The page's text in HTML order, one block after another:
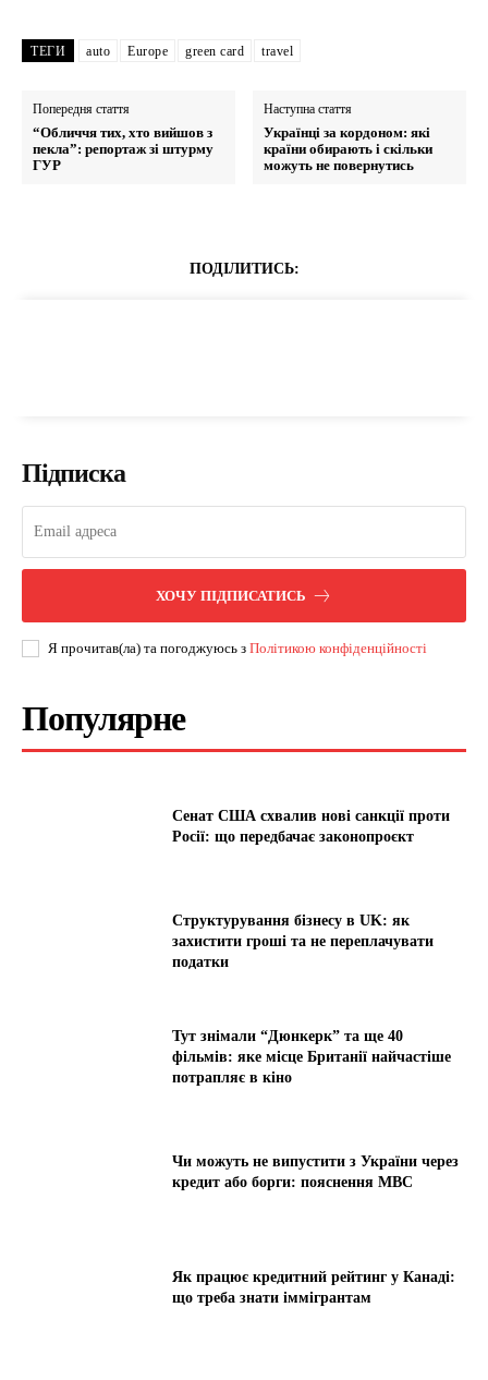
ТЕГИ auto Europe green card travel
Попередня стаття
“Обличчя тих, хто вийшов з
пекла”: репортаж зі штурму
ГУР
Наступна стаття
Українці за кордоном: які
країни обирають і скільки
можуть не повернутись
ПОДІЛИТИСЬ:
Підписка
ХОЧУ ПІДПИСАТИСЬ
Я прочитав(ла) та погоджуюсь з Політикою конфіденційності
Популярне
Сенат США схвалив нові санкції проти
Росії: що передбачає законопроєкт
Структурування бізнесу в UK: як
захистити гроші та не переплачувати
податки
Тут знімали “Дюнкерк” та ще 40
фільмів: яке місце Британії найчастіше
потрапляє в кіно
Чи можуть не випустити з України через
кредит або борги: пояснення МВС
Як працює кредитний рейтинг у Канаді:
що треба знати іммігрантам